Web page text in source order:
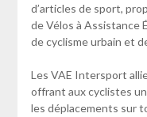
d’articles de sport,
de Vélos à Assistance
de cyclisme urbain et
Les VAE Intersport
offrant aux cyclistes
les déplacements sur